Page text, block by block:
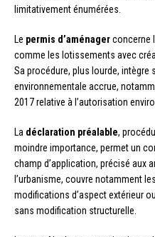
limitativement énumérées.
Le permis d’aménagerconcerne
comme les lotissements avec
Sa procédure, plus lourde, intègre
environnementale accrue,
2017 relative à l’autorisation
La déclaration préalable,
moindre importance, permet un
champ d’application, précisé aux
l’urbanisme, couvre notamment
modifications d’aspect extérieur
sans modification structurelle.